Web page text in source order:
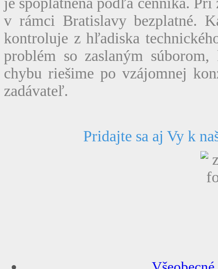
v rámci Bratislavy bezplatné.
kontroluje z hľadiska
problém so zaslaným
chybu riešime po vzájomnej
zadávateľ.
Pridajte sa aj Vy k